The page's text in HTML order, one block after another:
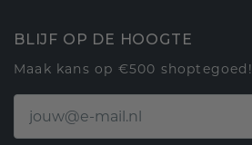
BLIJF OP DE HOOGTE
Maak kans op €500 shoptegoed!